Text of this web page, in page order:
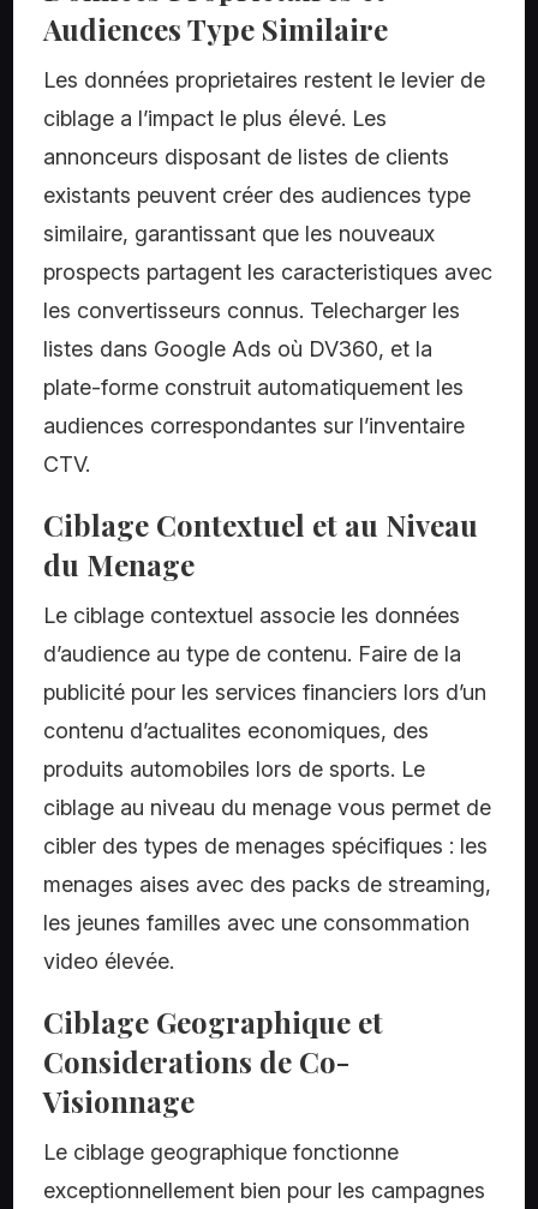
Audiences Type Similaire
Les données proprietaires restent le levier de
ciblage a l’impact le plus élevé. Les
annonceurs disposant de listes de clients
existants peuvent créer des audiences type
similaire, garantissant que les nouveaux
prospects partagent les caracteristiques avec
les convertisseurs connus. Telecharger les
listes dans Google Ads où DV360, et la
plate-forme construit automatiquement les
audiences correspondantes sur l’inventaire
CTV.
Ciblage Contextuel et au Niveau
du Menage
Le ciblage contextuel associe les données
d’audience au type de contenu. Faire de la
publicité pour les services financiers lors d’un
contenu d’actualites economiques, des
produits automobiles lors de sports. Le
ciblage au niveau du menage vous permet de
cibler des types de menages spécifiques : les
menages aises avec des packs de streaming,
les jeunes familles avec une consommation
video élevée.
Ciblage Geographique et
Considerations de Co-
Visionnage
Le ciblage geographique fonctionne
exceptionnellement bien pour les campagnes